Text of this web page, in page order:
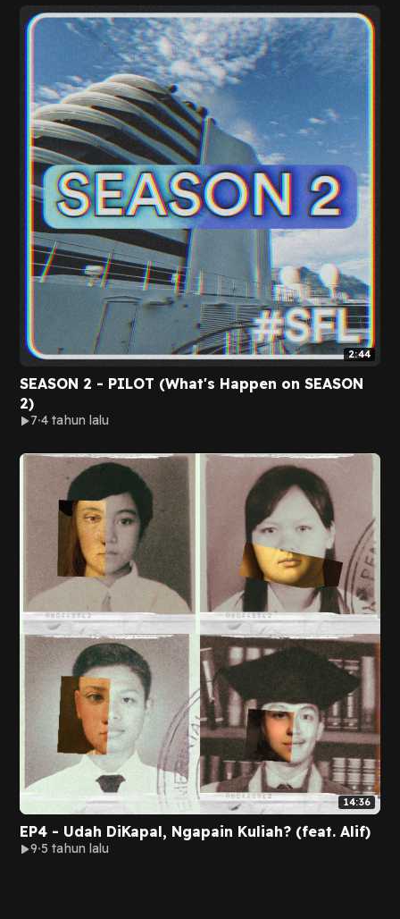
2:44
SEASON 2 - PILOT (What's Happen on SEASON
2)
7 4 tahun lalu
14:36
EP4 - Udah DiKapal, Ngapain Kuliah? (feat. Alif)
9 5 tahun lalu